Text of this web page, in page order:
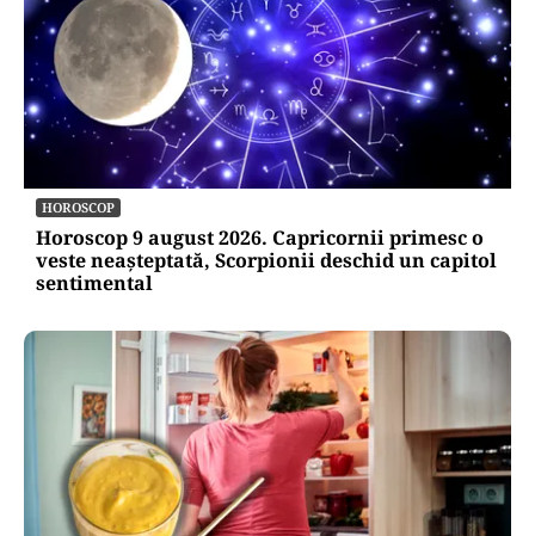
HOROSCOP
Horoscop 9 august 2026. Capricornii primesc o
veste neașteptată, Scorpionii deschid un capitol
sentimental